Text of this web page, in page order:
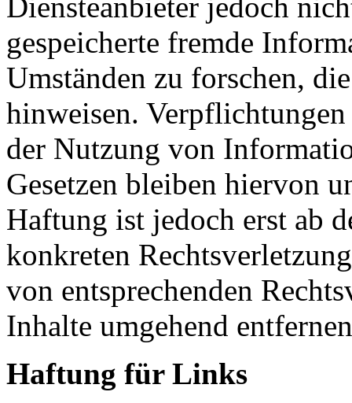
gespeicherte fremde
Umständen zu forschen,
hinweisen.
der Nutzung von
Gesetzen bleiben hiervon
Haftung ist jedoch erst ab
konkreten
von entsprechenden
Inhalte umgehend
Haftung für Links